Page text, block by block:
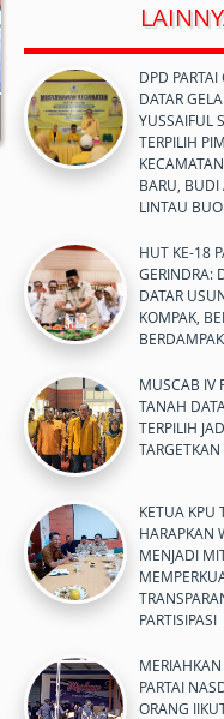
DPD
DATAR
YUSSAIFUL
TERPILIH
BARU, BUDI
LINTAU BUO
HUT KE-18
GERINDRA:
DATAR
KOMPAK,
BERDAMPAK
MUSCAB IV
TANAH
TERPILIH
KETUA KPU
HARAPKAN
MENJADI
PARTISIPASI
PARTAI
ORANG